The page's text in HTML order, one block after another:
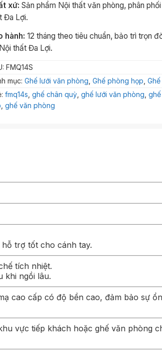
xứ: Sản phẩm Nội thất văn phòng, phân
Đa Lợi.
hành: 12 tháng theo tiêu chuẩn, bảo trì trọn
thất Đa Lợi.
FMQ14S
mục: Ghế lưới văn phòng Ghế phòng họp
fmq14s ghế chân quỳ ghế lưới văn phòng
ghế văn phòng
trợ tốt cho cánh tay.
tích nhiệt.
khi ngồi lâu.
cao cấp có độ bền cao, đảm bảo sự
vực tiếp khách hoặc ghế văn phòng